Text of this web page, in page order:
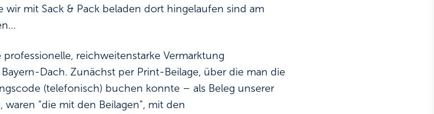
mit Sack & Pack beladen dort hingelaufen sind am
reichweitenstarke Vermarktung
Dach. Zunächst per Print-Beilage, über die man die
(telefonisch) buchen konnte – als Beleg unserer
“die mit den Beilagen”, mit den